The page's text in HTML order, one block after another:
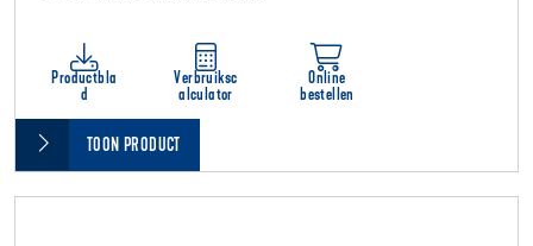
Productbla
d
Verbruiksc
alculator
Online
bestellen
TOON PRODUCT